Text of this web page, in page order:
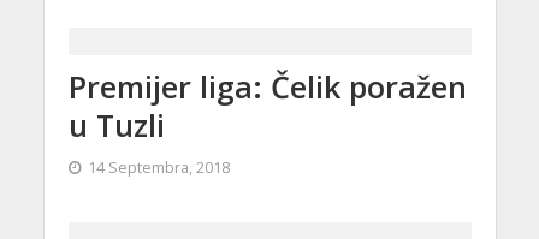
Premijer liga: Čelik poražen
u Tuzli
14 Septembra, 2018